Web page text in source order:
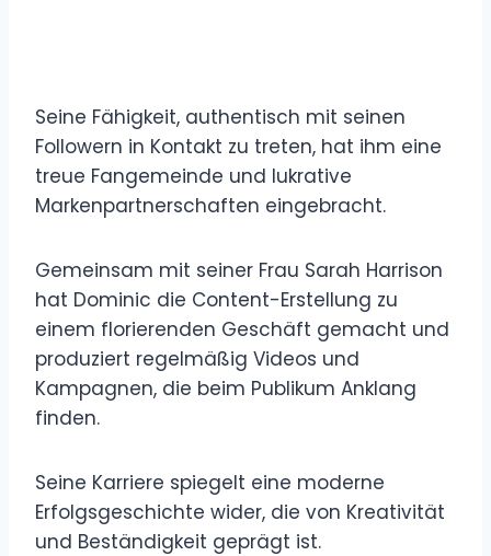
Seine Fähigkeit, authentisch mit seinen
Followern in Kontakt zu treten, hat ihm eine
treue Fangemeinde und lukrative
Markenpartnerschaften eingebracht.
Gemeinsam mit seiner Frau Sarah Harrison
hat Dominic die Content-Erstellung zu
einem florierenden Geschäft gemacht und
produziert regelmäßig Videos und
Kampagnen, die beim Publikum Anklang
finden.
Seine Karriere spiegelt eine moderne
Erfolgsgeschichte wider, die von Kreativität
und Beständigkeit geprägt ist.